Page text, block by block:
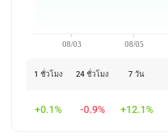
08/03 08/05
1 ชั่วโมง 24 ชั่วโมง 7 วัน
+0.1% -0.9% +12.1%